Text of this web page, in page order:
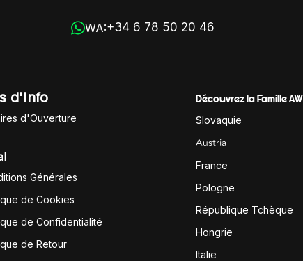
WA:+34 6 78 50 20 46
d'Info
d'Ouverture
Générales
de Cookies
de Confidentialité
de Retour
Découvrez la Famille AW
Slovaquie
Austria
France
Pologne
République Tchèque
Hongrie
Italie